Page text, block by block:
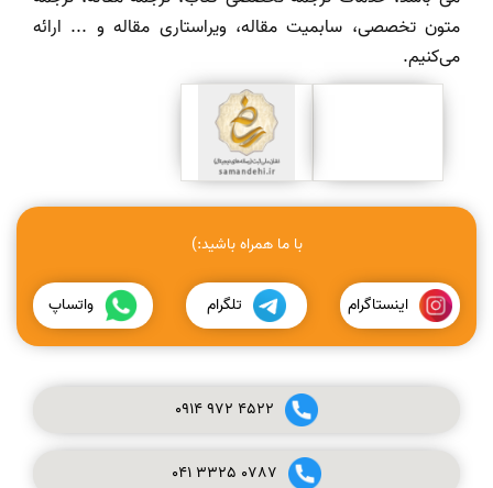
متون تخصصی، سابمیت مقاله، ویراستاری مقاله و ... ارائه
می‌کنیم.
با ما همراه باشید:)
اینستاگرام تلگرام واتساپ
0914972 4522
041 3325 0787